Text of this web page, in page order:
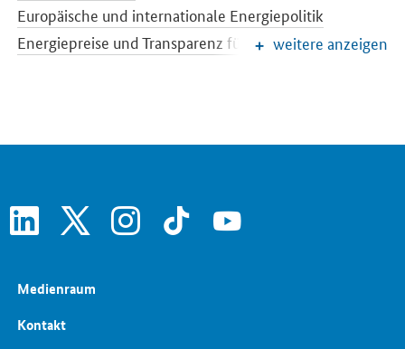
Europäische und internationale Energiepolitik
Energiepreise und Transparenz für Verbraucher
Strommarkt der Zukunft Energiespeicher
weitere anzeigen
linkedin instagram tiktok youtube
Medienraum
Kontakt